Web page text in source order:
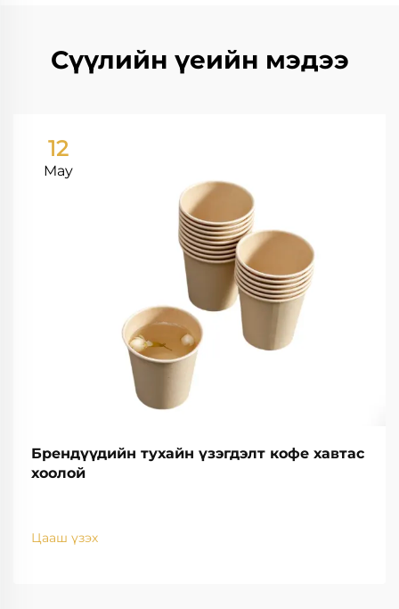
Сүүлийн үеийн мэдээ
12
May
Брендүүдийн тухайн үзэгдэлт кофе хавтас
хоолой
Цааш үзэх